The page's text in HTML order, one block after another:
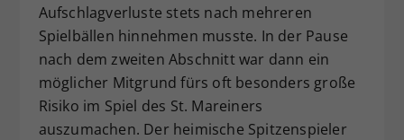
Aufschlagverluste stets nach mehreren
Spielbällen hinnehmen musste. In der Pause
nach dem zweiten Abschnitt war dann ein
möglicher Mitgrund fürs oft besonders große
Risiko im Spiel des St. Mareiners
auszumachen. Der heimische Spitzenspieler